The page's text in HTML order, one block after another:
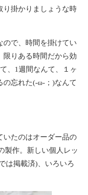
り掛かりましょうな時
ので、時間を掛けてい
限りある時間だから効
、1週間なんて、１ヶ
の忘れた(-ω-；)なんて
いたのはオーダー品の
製作。新しい個人レッ
は掲載済)、いろいろ